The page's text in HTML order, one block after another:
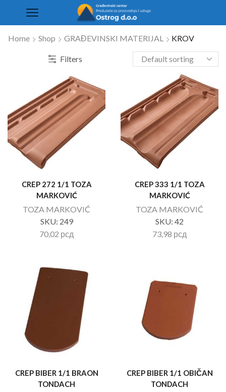
Home Shop GRAĐEVINSKI MATERIJAL KROV
Filters
CREP 272 1/1 TOZA
MARKOVIĆ
TOZA MARKOVIĆ
SKU: 249
70,02 рсд
CREP 333 1/1 TOZA
MARKOVIĆ
TOZA MARKOVIĆ
SKU: 42
73,98 рсд
CREP BIBER 1/1 BRAON
TONDACH
CREP BIBER 1/1 OBIČAN
TONDACH